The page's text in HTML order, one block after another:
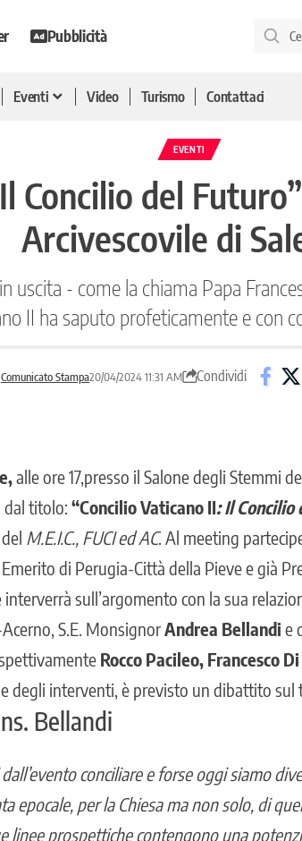
Pubblicità
Eventi Video Turismo Contattaci
EVENTI
Concilio del
Arcivescovile di
uscita - come la chiama Papa
II ha saputo profeticamente e con
Comunicato Stampa20/04/2024 11:31 AM Condividi
alle ore 17,presso il Salone degli Stemmi
dal titolo: “Concilio Vaticano II: Il Concilio
M.E.I.C., FUCI ed AC. Al meeting
di Perugia-Città della Pieve e già
sull’argomento con la sua
S.E. MonsignorAndrea Bellandie
Rocco Pacileo, Francesco
degli interventi, è previsto un dibattito sul
Bellandi
conciliare e forse oggi siamo
epocale, per la Chiesa ma non solo, di
linee prospettiche contengono una